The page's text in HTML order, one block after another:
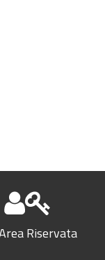
Riservata